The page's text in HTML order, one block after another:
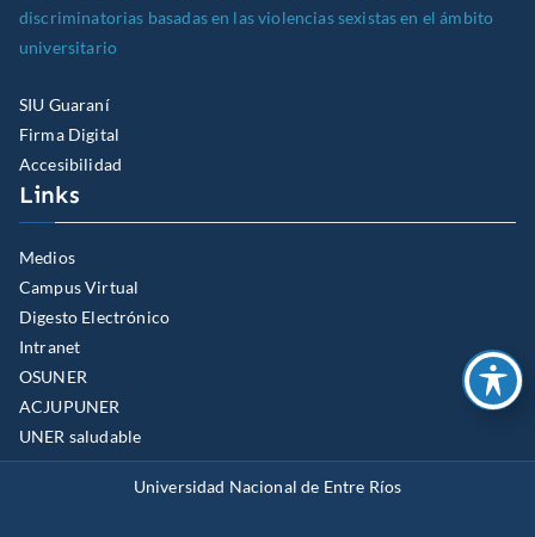
discriminatorias basadas en las violencias sexistas en el ámbito
universitario
SIU Guaraní
Firma Digital
Accesibilidad
Links
Medios
Campus Virtual
Digesto Electrónico
Intranet
OSUNER
ACJUPUNER
UNER saludable
Universidad Nacional de Entre Ríos